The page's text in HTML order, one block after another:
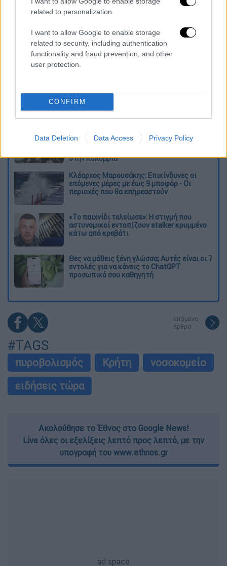
related to personalization.
I want to allow Google to enable storage
related to security, including authentication
functionality and fraud prevention, and other
user protection.
CONFIRM
Data Deletion Data Access Privacy Policy
Μεταξύ άλλων, στο υπόμνημα που
παρέδωσε δια του συνηγόρου του, Διονύση
Βέρρα, δίνει τη δική του εκδοχή για τα όσα
συνέβησαν τα ξημερώματα της 3ης
Αυγούστου. Φέρεται να ισχυρίζεται ότι
μου και πυροβόλησα για εκφοβισμό».
Διαβάστε ακόμη
«Ήταν πολύ σκληρό, αρχίσαμε να
προσευχόμαστε»: Συγκλονιστικές
στην Κολομβία
Κλέαρχος Μαρουσάκης: Επικίνδυνες οι
επόμενες μέρες με έως 9 μποφόρ - Οι
περιοχές που θα επηρεαστούν
«Το παιχνίδι τελείωσε»: Η στιγμή που
αστυνομικοί εντοπίζουν stalker κρυμμένο
κάτω από κρεβάτι
Θες να μάθεις ξένη γλώσσα; Αυτές είναι οι 7
εντολές για να κάνεις το ChatGPT
προσωπικό σου καθηγητή
επόμενο
άρθρο
#TAGS
πυροβολισμός Κρήτη
νοσοκομείο
ειδήσεις τώρα
Ακολούθησε το Έθνος στο Google News!
Live όλες οι εξελίξεις λεπτό προς λεπτό, με την
υπογραφή του www.ethnos.gr